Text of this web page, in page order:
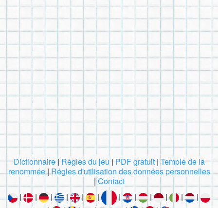
Dictionnaire|Règles du jeu|PDF gratuit|Temple de la
renommée|Régles d'utilisation des données personnelles
| Contact
|
| | | | | | | | | |
|